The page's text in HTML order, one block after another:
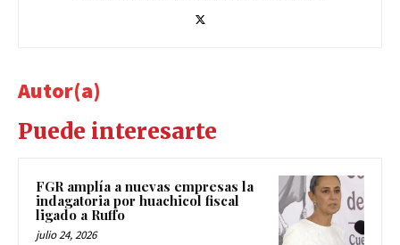
Autor(a)
Puede interesarte
FGR amplía a nuevas empresas la
indagatoria por huachicol fiscal
ligado a Ruffo
julio 24, 2026